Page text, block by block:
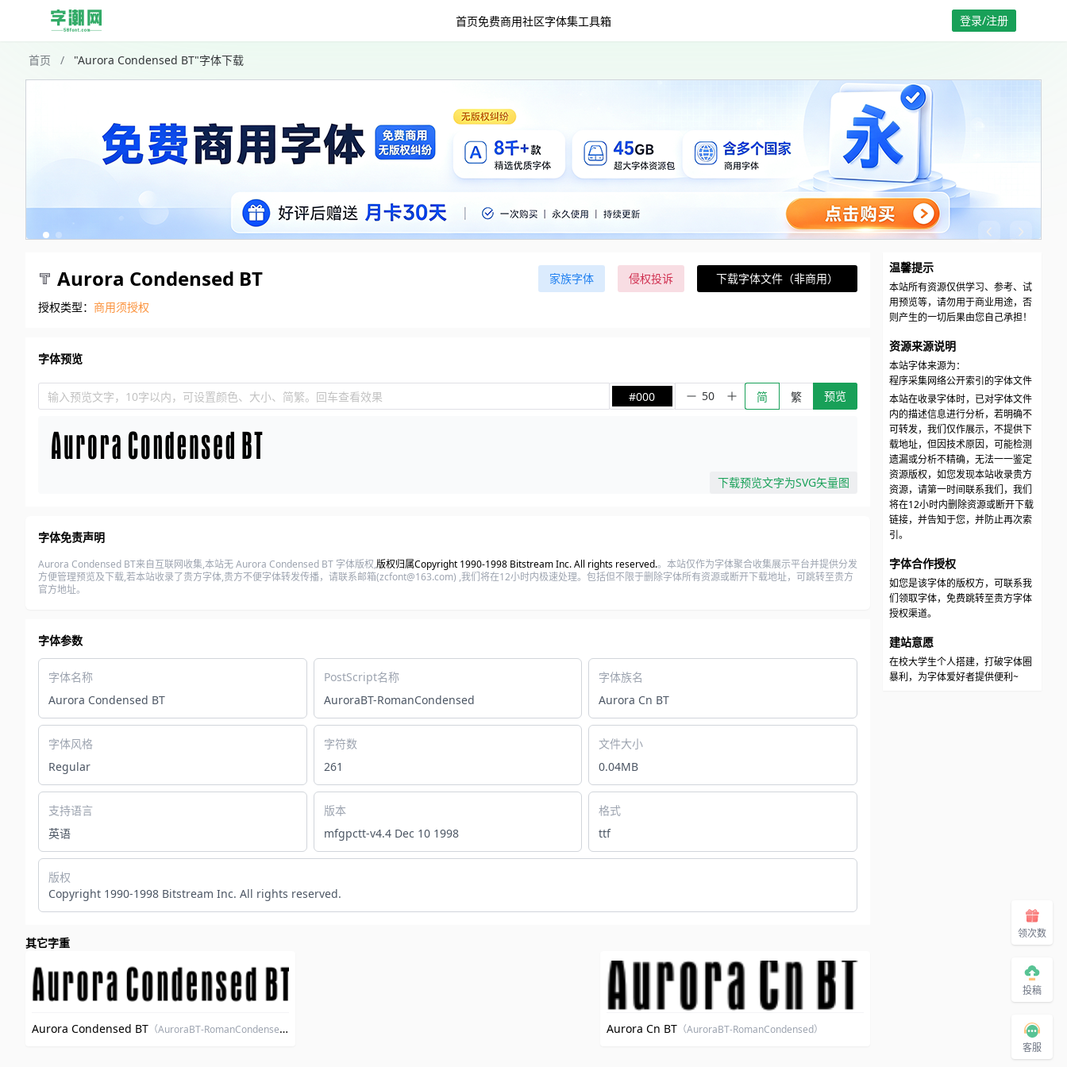
首页免费商用社区字体集工具箱 登录/注册
首页 / "Aurora Condensed BT"字体下载
Aurora Condensed BT 家族字体 侵权投诉
下载字体文件（非商用）
授权类型： 商用须授权
字体预览
输入预览文字，10字以内，可设置颜色、大小、简繁。回车查看效果 #000 简 繁 预览
下载预览文字为SVG矢量图
字体免责声明
Aurora Condensed BT来自互联网收集,本站无 Aurora Condensed BT 字体版权,版权归属Copyright 1990-1998 Bitstream Inc. All rights reserved.。本站仅作为字体聚合收集展示平台并提供分发
方便管理预览及下载,若本站收录了贵方字体,贵方不便字体转发传播，请联系邮箱(zcfont@163.com) ,我们将在12小时内极速处理。包括但不限于删除字体所有资源或断开下载地址，可跳转至贵方
官方地址。
字体参数
字体名称
Aurora Condensed BT
PostScript名称
AuroraBT-RomanCondensed
字体族名
Aurora Cn BT
字体风格
Regular
字符数
261
文件大小
0.04MB
支持语言
英语
版本
mfgpctt-v4.4 Dec 10 1998
格式
ttf
版权
Copyright 1990-1998 Bitstream Inc. All rights reserved.
其它字重
Aurora Condensed BT （AuroraBT-RomanCondensed） Aurora Cn BT（AuroraBT-RomanCondensed）
温馨提示
本站所有资源仅供学习、参考、试
用预览等，请勿用于商业用途，否
则产生的一切后果由您自己承担！
资源来源说明
本站字体来源为：
程序采集网络公开索引的字体文件
本站在收录字体时，已对字体文件
内的描述信息进行分析，若明确不
可转发，我们仅作展示，不提供下
载地址，但因技术原因，可能检测
遗漏或分析不精确，无法一一鉴定
资源版权，如您发现本站收录贵方
资源，请第一时间联系我们，我们
将在12小时内删除资源或断开下载
链接，并告知于您，并防止再次索
引。
字体合作授权
如您是该字体的版权方，可联系我
们领取字体，免费跳转至贵方字体
授权渠道。
建站意愿
在校大学生个人搭建，打破字体圈
暴利，为字体爱好者提供便利~
领次数
投稿
客服